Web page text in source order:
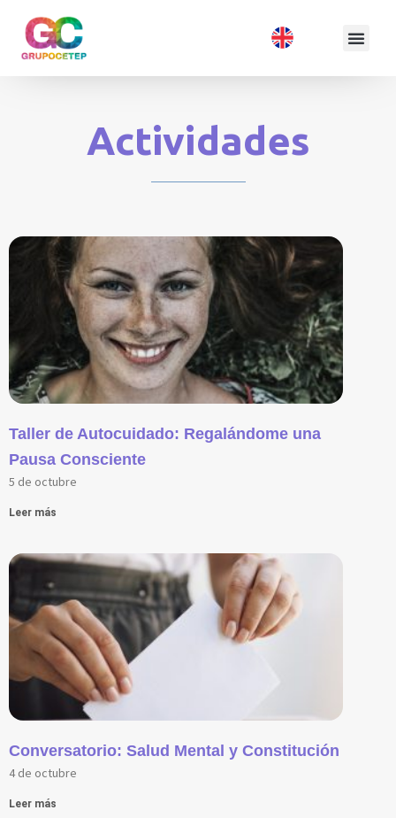
Actividades
Taller de Autocuidado: Regalándome una
Pausa Consciente
5 de octubre
Leer más
Conversatorio: Salud Mental y Constitución
4 de octubre
Leer más